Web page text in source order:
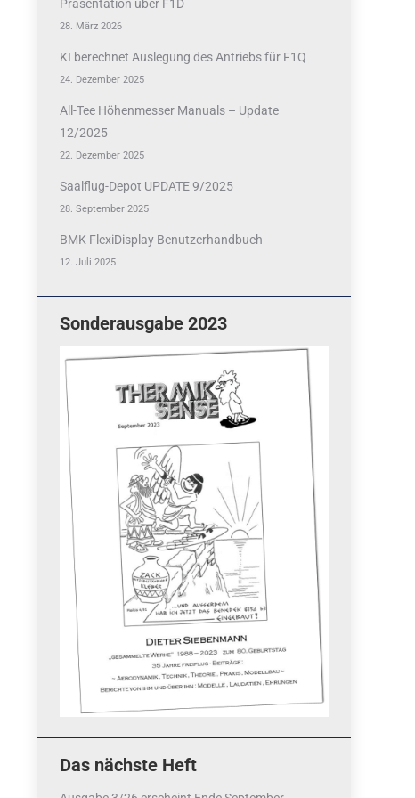
Präsentation über F1D
28. März 2026
KI berechnet Auslegung des Antriebs für F1Q
24. Dezember 2025
All-Tee Höhenmesser Manuals – Update
12/2025
22. Dezember 2025
Saalflug-Depot UPDATE 9/2025
28. September 2025
BMK FlexiDisplay Benutzerhandbuch
12. Juli 2025
Sonderausgabe 2023
Das nächste Heft
Instagram
Quicklinks
News
Termine
Ergebnisse
bezahlen mit / pay by
PayPal
Datenschutzerklärung
Cookie-Richtlinie (EU)